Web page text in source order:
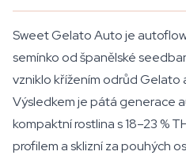
Sweet Gelato Auto je
semínko od španělské
vzniklo křížením odrůd Gelato
Výsledkem je pátá generace
kompaktní rostlina s 18–23 %
profilem a sklizní za pouhých